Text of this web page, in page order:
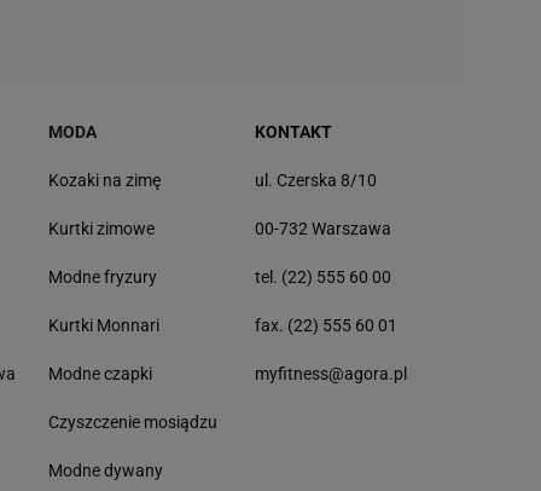
MODA
Kozaki na zimę
Kurtki zimowe
Modne fryzury
Kurtki Monnari
Modne czapki
Czyszczenie mosiądzu
Modne dywany
KONTAKT
ul. Czerska 8/10
00-732 Warszawa
tel. (22) 555 60 00
fax. (22) 555 60 01
myfitness@agora.pl